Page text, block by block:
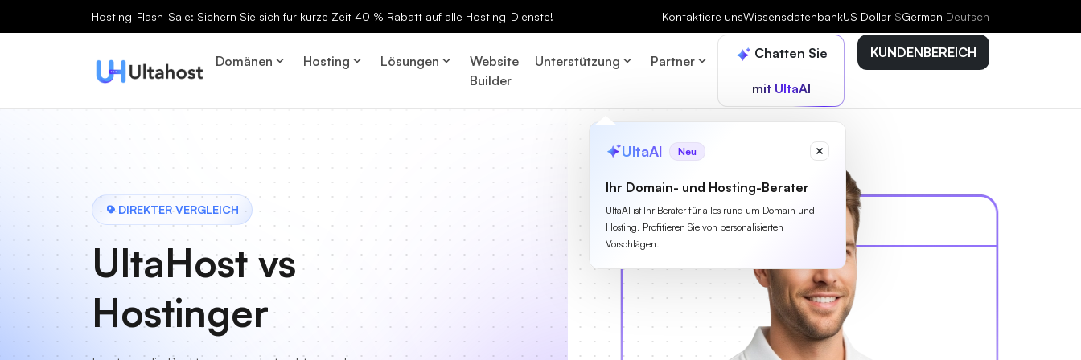
Hosting-Flash-Sale: Sichern Sie sich für kurze Zeit 40 % Rabatt auf alle Hosting-Dienste! Kontaktiere unsWissensdatenbankUS Dollar $German Deutsch
Domänen Hosting Lösungen
Website
Builder
Unterstützung Partner Chatten Sie
mit UltaAI
UltaAI Neu
Ihr Domain- und Hosting-Berater
UltaAI ist Ihr Berater für alles rund um Domain und
Hosting. Profitieren Sie von personalisierten
Vorschlägen.
KUNDENBEREICH
DIREKTER VERGLEICH
UltaHost vs
Hostinger